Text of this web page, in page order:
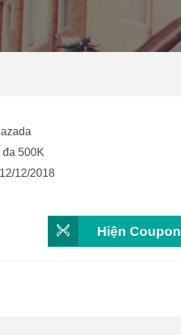
500K
12/2018
Hiện Coupon